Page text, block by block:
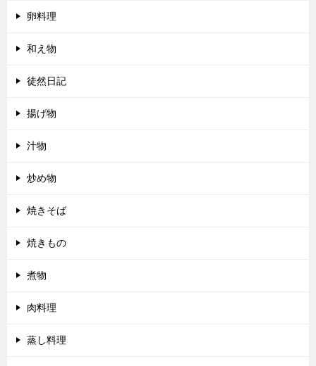
卵料理
和え物
徒然日記
揚げ物
汁物
炒め物
焼きそば
焼きもの
煮物
肉料理
蒸し料理